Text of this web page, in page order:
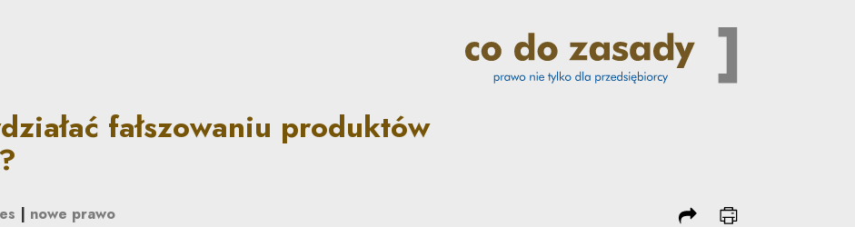
produktów leczniczych? | Co do zasady
fałszowaniu produktów
| nowe prawo podziel się
drukuj